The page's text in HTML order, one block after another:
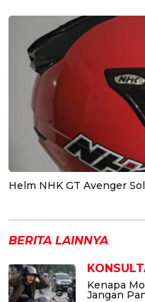
Helm NHK GT Avenger
BERITA LAINNYA
Kenapa
Jangan